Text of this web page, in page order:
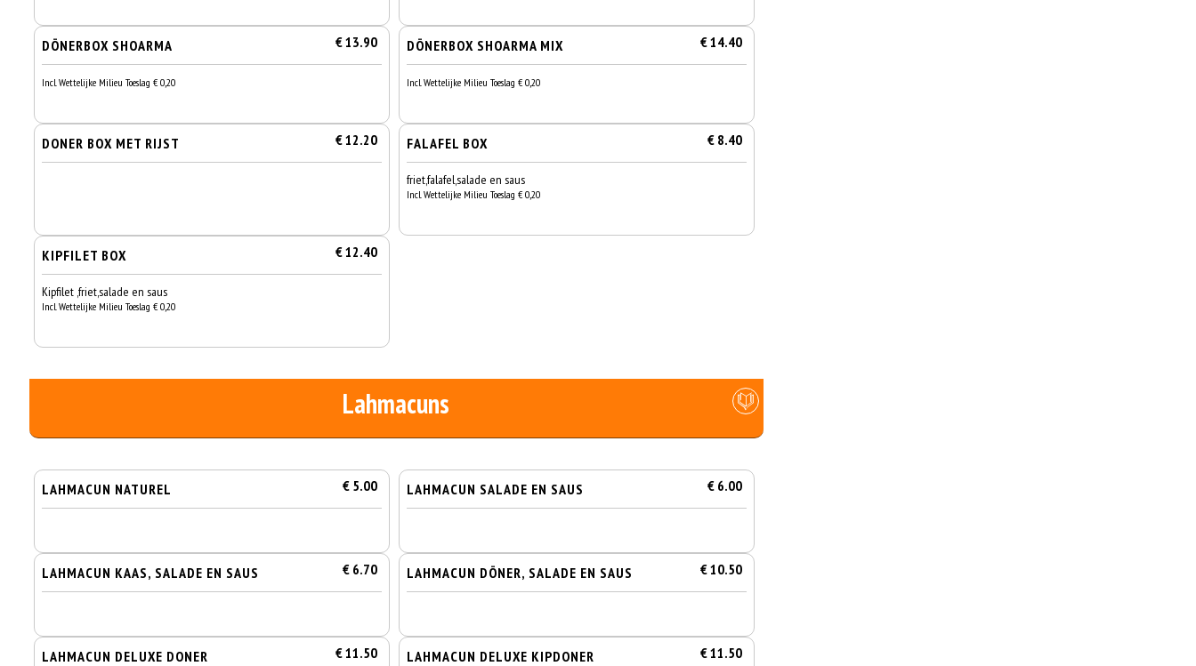
DÖNERBOX SHOARMA € 13.90
Incl. Wettelijke Milieu Toeslag € 0,20
DÖNERBOX SHOARMA MIX € 14.40
Incl. Wettelijke Milieu Toeslag € 0,20
DONER BOX MET RIJST € 12.20 FALAFEL BOX € 8.40
friet,falafel,salade en saus
Incl. Wettelijke Milieu Toeslag € 0,20
KIPFILET BOX € 12.40
Kipfilet ,friet,salade en saus
Incl. Wettelijke Milieu Toeslag € 0,20
Lahmacuns
LAHMACUN NATUREL € 5.00 LAHMACUN SALADE EN SAUS € 6.00
LAHMACUN KAAS, SALADE EN SAUS € 6.70 LAHMACUN DÖNER, SALADE EN SAUS € 10.50
LAHMACUN DELUXE DONER € 11.50 LAHMACUN DELUXE KIPDONER € 11.50